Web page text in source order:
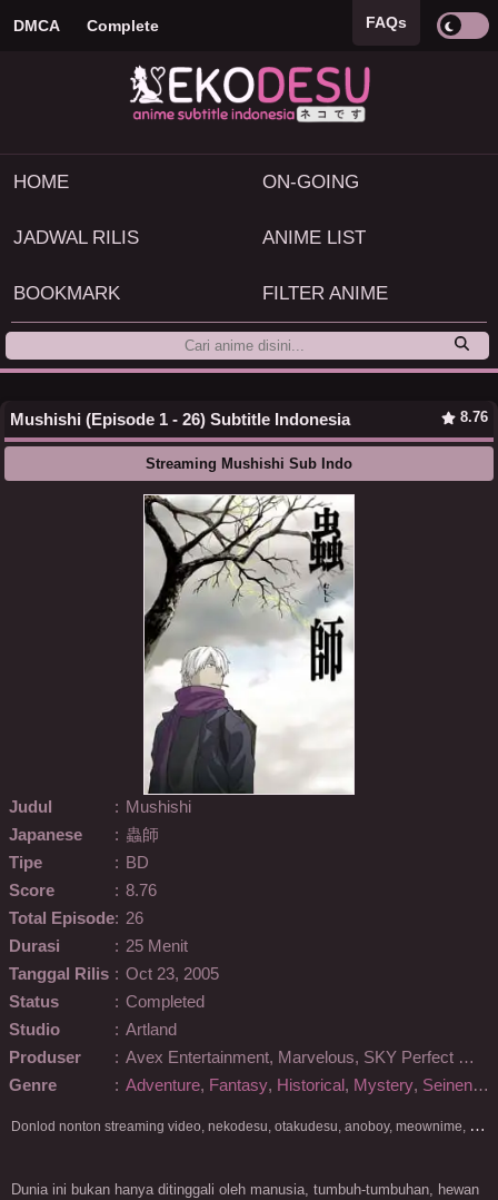
DMCA Complete FAQs
HOME ON-GOING
JADWAL RILIS ANIME LIST
BOOKMARK FILTER ANIME
Mushishi (Episode 1 - 26) Subtitle Indonesia 8.76
Streaming Mushishi Sub Indo
Judul : Mushishi
Japanese
: 蟲師
Tipe
: BD
Score
: 8.76
Total Episode: 26
Durasi
: 25 Menit
Tanggal Rilis : Oct 23, 2005
Status
: Completed
Studio
: Artland
Produser
:
Avex Entertainment, Marvelous, SKY Perfect Well Think, Delfi Sound
Genre
: Adventure, Fantasy, Historical , Mystery, Seinen,
D
onlod nonton streaming video, nekodesu, otakudesu, anoboy, meownime, anitoki, meguminime, melody, oploverz, anoboy, nimegami, unduh, riie net, drivenime, myanimelist, MAL, kusonime, neonime, bstation, maxnime, Netflix, animeindo, anichin, crunchyroll, neonime, samehadaku, streaming, otakupoi, awsubs, anibatch, anikyojin, nekonime, kurogaze, zippyshare, vidio google drive, Muse Indonesia, kazefuri, iQIYI, Viu, Ani-One Asia, Animenonton, Otaku desu, Mangaku, Anibatch,Vidio, Genflix, Amazon Prime Video, 3GP, Mp4, 240p, Terlengkap.
Dunia ini bukan hanya ditinggali oleh manusia, tumbuh-tumbuhan, hewan